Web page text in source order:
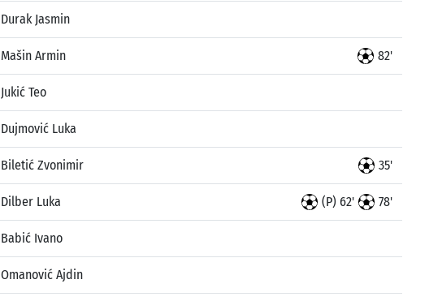
Durak Jasmin
Mašin Armin 82'
Jukić Teo
Dujmović Luka
Biletić Zvonimir 35'
Dilber Luka (P) 62' 78'
Babić Ivano
Omanović Ajdin